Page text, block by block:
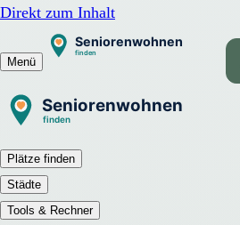
Direkt zum Inhalt
Menü
Plätze finden
Städte
Tools & Rechner